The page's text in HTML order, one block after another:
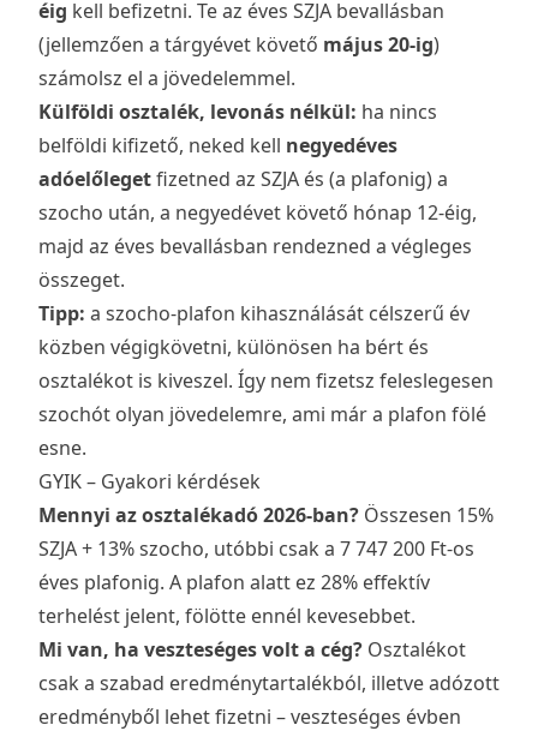
éig kell befizetni. Te az éves SZJA bevallásban
(jellemzően a tárgyévet követő május 20-ig)
számolsz el a jövedelemmel.
Külföldi osztalék, levonás nélkül: ha nincs
belföldi kifizető, neked kell negyedéves
adóelőlegetfizetned az SZJA és (a plafonig) a
szocho után, a negyedévet követő hónap 12-éig,
majd az éves bevallásban rendezned a végleges
összeget.
Tipp: a szocho-plafon kihasználását célszerű év
közben végigkövetni, különösen ha bért és
osztalékot is kiveszel. Így nem fizetsz feleslegesen
szochót olyan jövedelemre, ami már a plafon fölé
esne.
GYIK – Gyakori kérdések
Mennyi az osztalékadó 2026-ban? Összesen 15%
SZJA + 13% szocho, utóbbi csak a 7 747 200 Ft-os
éves plafonig. A plafon alatt ez 28% effektív
terhelést jelent, fölötte ennél kevesebbet.
Mi van, ha veszteséges volt a cég? Osztalékot
csak a szabad eredménytartalékból, illetve adózott
eredményből lehet fizetni – veszteséges évben